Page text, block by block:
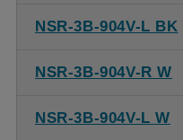
NSR-3B-904V-L BK
NSR-3B-904V-R W
NSR-3B-904V-L W